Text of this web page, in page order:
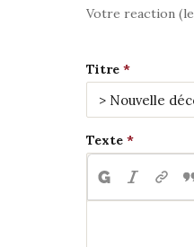
Votre reaction
Titre
Texte